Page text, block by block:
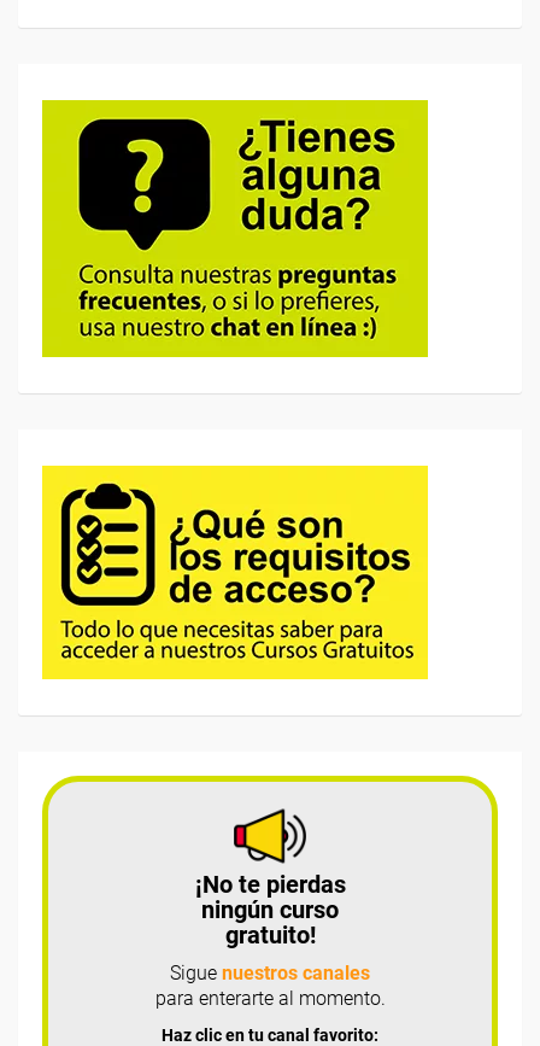
¡No te pierdas
ningún curso
gratuito!
Sigue nuestros canales
para enterarte al momento.
Haz clic en tu canal favorito: